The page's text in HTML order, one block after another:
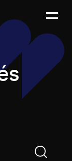
terme de